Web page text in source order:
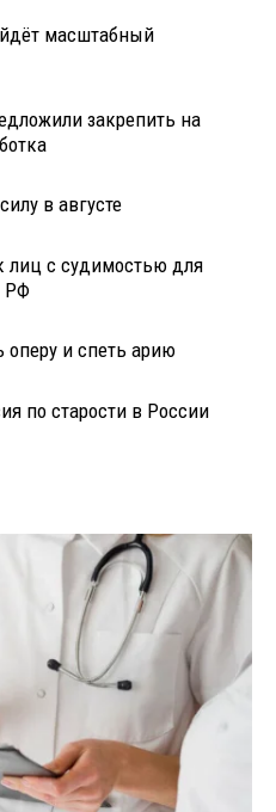
масштабный
закрепить на
в августе
лиц с судимостью для
РФ
и спеть арию
по старости в России